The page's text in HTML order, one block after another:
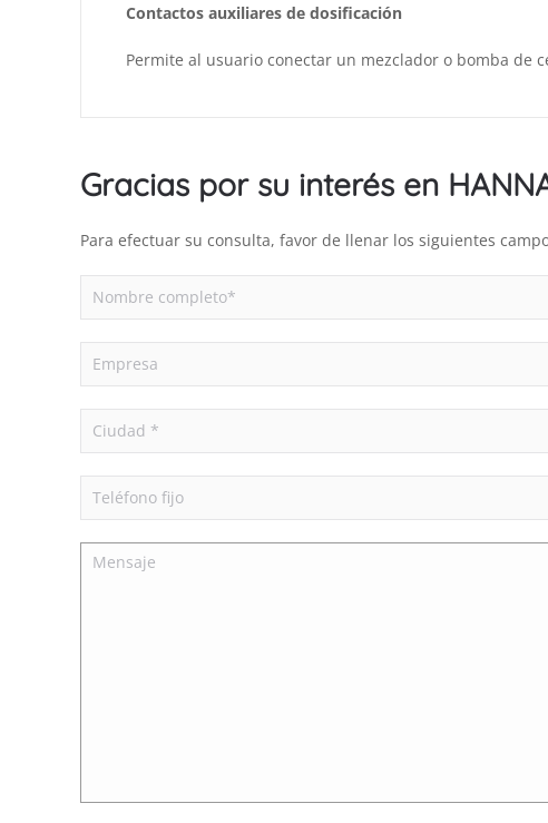
Contactos auxiliares de dosificación
Permite al usuario conectar un mezclador o bomba de
Gracias por su interés en
Para efectuar su consulta, favor de llenar los siguientes